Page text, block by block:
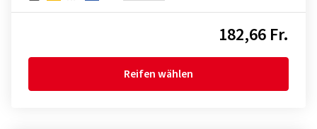
182,66 Fr.
Reifen wählen